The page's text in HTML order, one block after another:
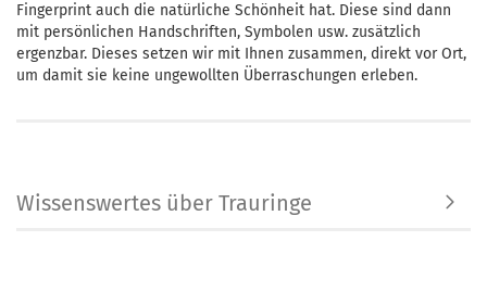
Fingerprint auch die natürliche Schönheit hat. Diese sind dann
mit persönlichen Handschriften, Symbolen usw. zusätzlich
ergenzbar. Dieses setzen wir mit Ihnen zusammen, direkt vor Ort,
um damit sie keine ungewollten Überraschungen erleben.
Wissenswertes über Trauringe